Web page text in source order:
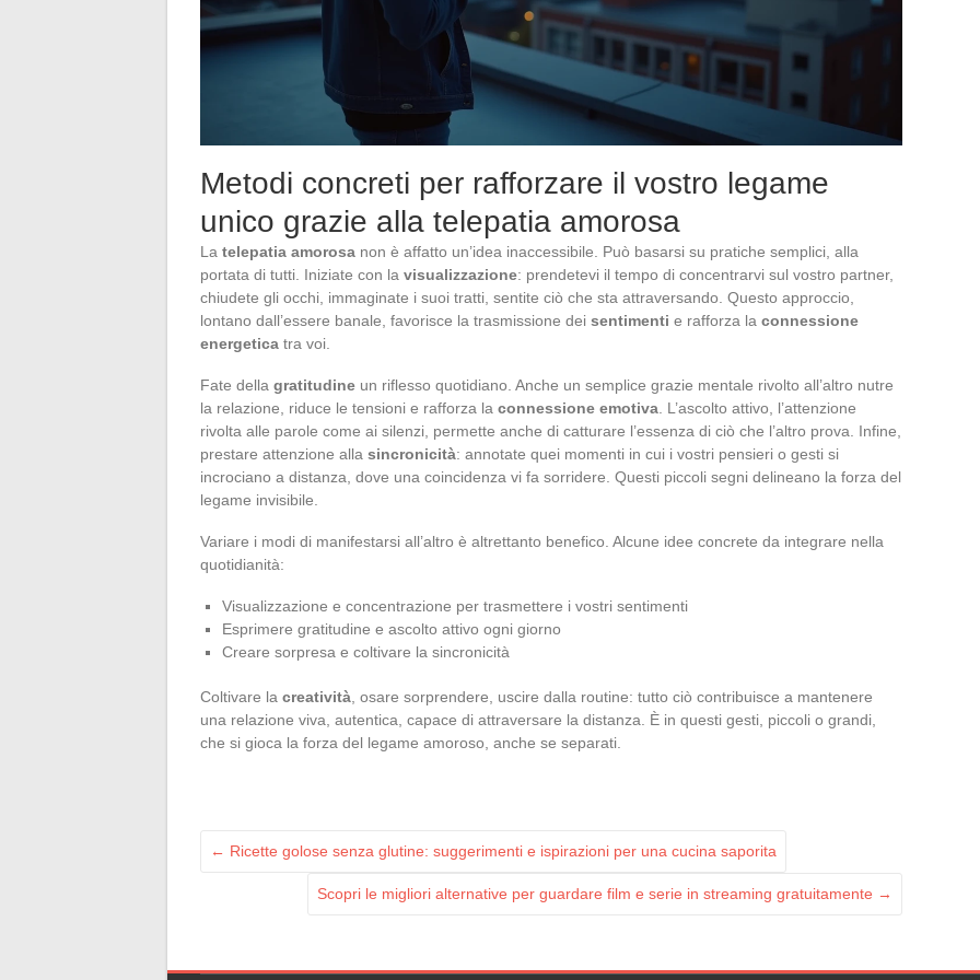
Metodi concreti per rafforzare il vostro legame
unico grazie alla telepatia amorosa
La telepatia amorosa non è affatto un’idea inaccessibile. Può basarsi su pratiche semplici, alla
portata di tutti. Iniziate con la visualizzazione: prendetevi il tempo di concentrarvi sul vostro partner,
chiudete gli occhi, immaginate i suoi tratti, sentite ciò che sta attraversando. Questo approccio,
lontano dall’essere banale, favorisce la trasmissione dei sentimenti e rafforza la connessione
energetica tra voi.
Fate della gratitudine un riflesso quotidiano. Anche un semplice grazie mentale rivolto all’altro nutre
la relazione, riduce le tensioni e rafforza la connessione emotiva . L’ascolto attivo, l’attenzione
rivolta alle parole come ai silenzi, permette anche di catturare l’essenza di ciò che l’altro prova. Infine,
prestare attenzione alla sincronicità: annotate quei momenti in cui i vostri pensieri o gesti si
incrociano a distanza, dove una coincidenza vi fa sorridere. Questi piccoli segni delineano la forza del
legame invisibile.
Variare i modi di manifestarsi all’altro è altrettanto benefico. Alcune idee concrete da integrare nella
quotidianità:
Visualizzazione e concentrazione per trasmettere i vostri sentimenti
Esprimere gratitudine e ascolto attivo ogni giorno
Creare sorpresa e coltivare la sincronicità
Coltivare la creatività , osare sorprendere, uscire dalla routine: tutto ciò contribuisce a mantenere
una relazione viva, autentica, capace di attraversare la distanza. È in questi gesti, piccoli o grandi,
che si gioca la forza del legame amoroso, anche se separati.
← Ricette golose senza glutine: suggerimenti e ispirazioni per una cucina saporita
Scopri le migliori alternative per guardare film e serie in streaming gratuitamente →